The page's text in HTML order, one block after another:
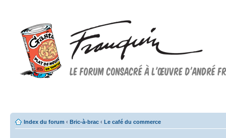
Index du forum ‹ Bric-à-brac ‹ Le café du commerce